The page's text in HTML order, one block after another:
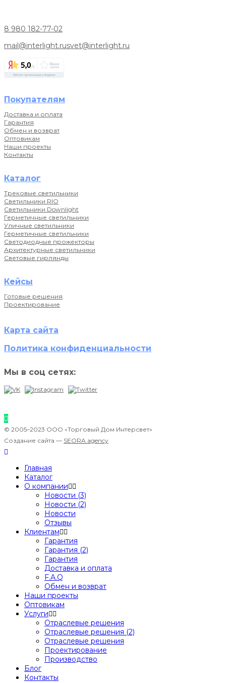
8 980 182-77-02
mail@interlight.rusvet@interlight.ru
Покупателям
Доставка и оплата
Гарантия
Обмен и возврат
Оптовикам
Наши проекты
Контакты
Каталог
Трековые светильники
Светильники RIO
Светильники Downlight
Герметичные светильники
Уличные светильники
Герметичные светильники
Светодиодные прожекторы
Архитектурные светильники
Световые гирлянды
Кейсы
Готовые решения
Проектирование
Карта сайта
Политика конфиденциальности
Мы в соц сетях:
© 2005–2023 ООО «Торговый Дом Интерсвет»
Создание сайта — SEORA.agency
Главная
Каталог
О компании
Новости (3)
Новости (2)
Новости
Отзывы
Клиентам
Гарантия
Гарантия (2)
Гарантия
Доставка и оплата
F.A.Q
Обмен и возврат
Наши проекты
Оптовикам
Услуги
Отраслевые решения
Отраслевые решения (2)
Отраслевые решения
Проектирование
Производство
Блог
Контакты